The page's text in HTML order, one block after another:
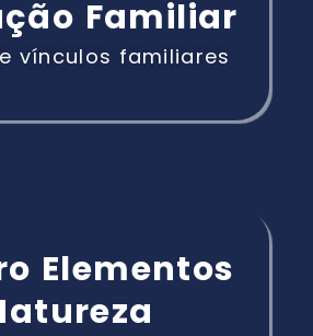
Familiar
vínculos familiares
Elementos